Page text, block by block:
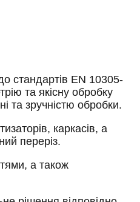
стандартів EN 10305-
та якісну обробку
та зручністю обробки.
каркасів, а
переріз.
а також